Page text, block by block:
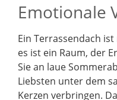
Emotionale
Ein Terrassendach
es ist ein Raum, der
Sie an laue
Liebsten unter dem
Kerzen verbringen.